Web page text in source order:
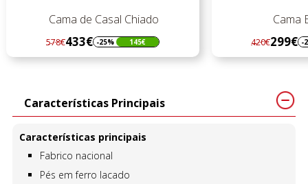
Cama de Casal Chiado
preço
433€ -25% 145€
Cama Estofada
preço
299€ -29% 121€
Características Principais
Características principais
Fabrico nacional
Pés em ferro lacado